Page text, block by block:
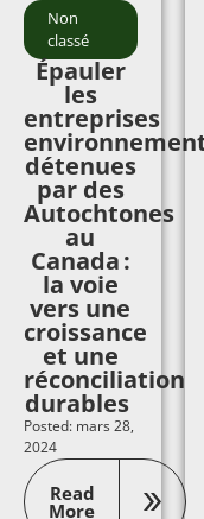
Non
classé
Épauler
les
entreprises
détenues
par des
Autochtones
au
Canada :
la voie
vers une
croissance
et une
réconciliation
durables
Posted: mars 28,
2024
Read
More